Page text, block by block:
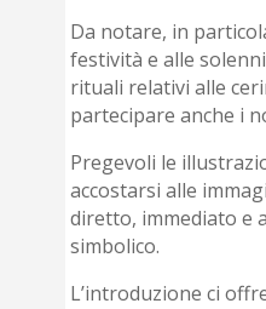
Da notare, in
festività e alle
rituali relativi alle
partecipare anche i
Pregevoli le
accostarsi alle
diretto, immediato e
simbolico.
L’introduzione ci